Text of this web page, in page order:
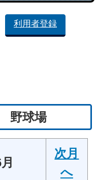
利用者登録
野球場
次月
へ